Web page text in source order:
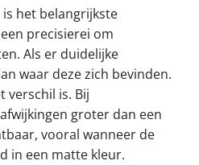
is het belangrijkste
precisierei om
Als er duidelijke
waar deze zich bevinden.
verschil is. Bij
groter dan een
vooral wanneer de
in een matte kleur.